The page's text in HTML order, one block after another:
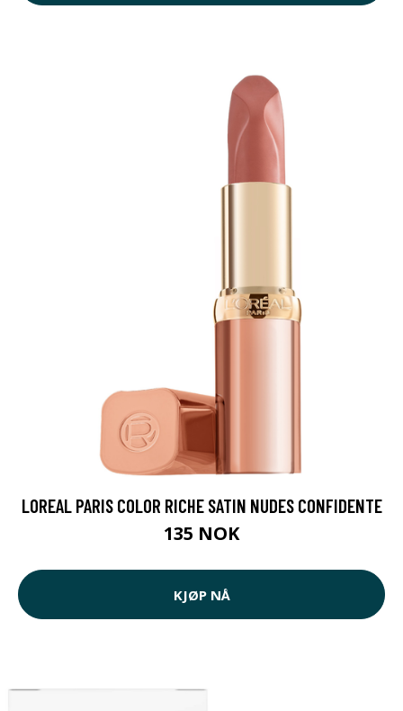
LOREAL PARIS COLOR RICHE SATIN NUDES CONFIDENTE
135 NOK
KJØP NÅ